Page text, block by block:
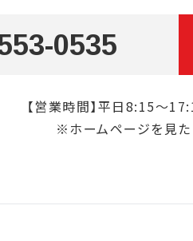
0535
【営業時間】平日8:15～
※ホームページを見た